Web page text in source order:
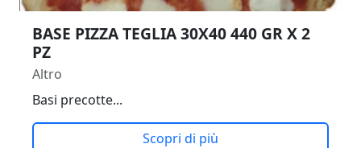
BASE PIZZA TEGLIA 30X40 440 GR X 2
PZ
Altro
Basi precotte...
Scopri di più